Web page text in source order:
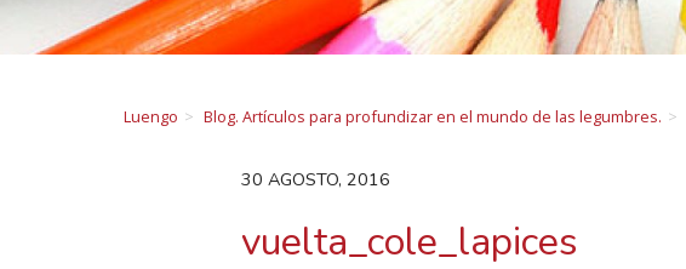
Luengo Blog. Artículos para profundizar en el mundo de las legumbres.
30 AGOSTO, 2016
vuelta_cole_lapices